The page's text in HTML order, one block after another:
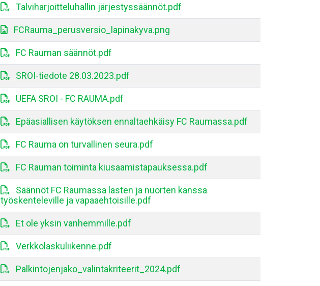
Talviharjoitteluhallin järjestyssäännöt.pdf
FCRauma_perusversio_lapinakyva.png
FC Rauman säännöt.pdf
SROI-tiedote 28.03.2023.pdf
UEFA SROI - FC RAUMA.pdf
Epäasiallisen käytöksen ennaltaehkäisy FC Raumassa.pdf
FC Rauma on turvallinen seura.pdf
FC Rauman toiminta kiusaamistapauksessa.pdf
Säännöt FC Raumassa lasten ja nuorten kanssa
työskenteleville ja vapaaehtoisille.pdf
Et ole yksin vanhemmille.pdf
Verkkolaskuliikenne.pdf
Palkintojenjako_valintakriteerit_2024.pdf